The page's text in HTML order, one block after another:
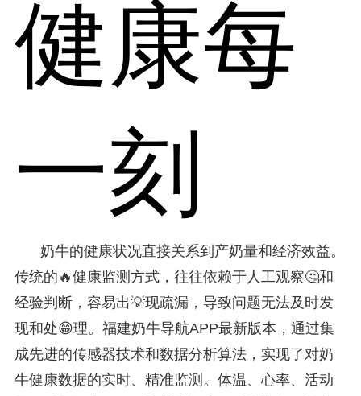
健康每
一刻
奶牛的健康状况直接关系到产奶量和经济效益。
传统的🔥健康监测方式，往往依赖于人工观察🤔和
经验判断，容易出💡现疏漏，导致问题无法及时发
现和处😁理。福建奶牛导航APP最新版本，通过集
成先进的传感器技术和数据分析算法，实现了对奶
牛健康数据的实时、精准监测。体温、心率、活动